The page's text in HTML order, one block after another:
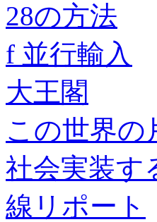
28の方法
f 並行輸入
大王閣
この世界の
社会実装す
線リポート